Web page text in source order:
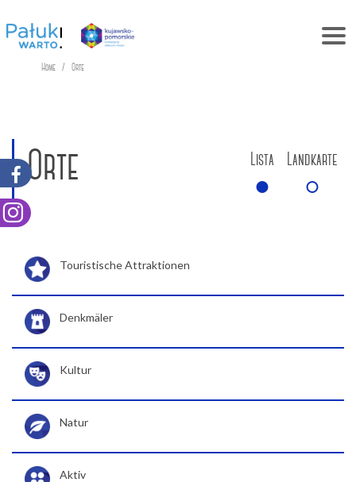
Home Orte
Orte Lista Landkarte
Touristische Attraktionen
Denkmäler
Kultur
Natur
Aktiv